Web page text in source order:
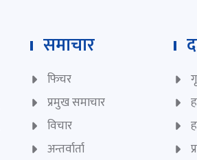
समाचार
फिचर
प्रमुख समाचार
विचार
अन्तर्वार्ता